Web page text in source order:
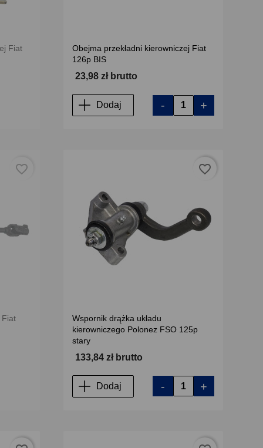
Fiat
Obejma przekładni kierowniczej Fiat
126p BIS
23,98 zł brutto
Dodaj - +
Fiat
favorite_border
Wspornik drążka układu
kierowniczego Polonez FSO 125p
stary
133,84 zł brutto
Dodaj - +
favorite_border